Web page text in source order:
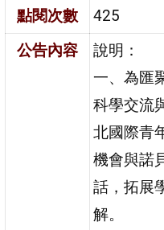
點閱次數
425
公告內容
說明：
一、為匯
科學交流
北國際青
機會與諾
話，拓展
解。